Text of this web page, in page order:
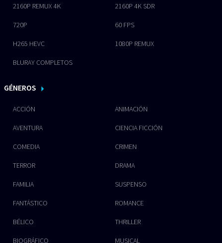
2160P REMUX 4K 2160P 4K SDR
720P 60 FPS
H265 HEVC 1080P REMUX
BLURAY COMPLETOS
GÉNEROS
ACCIÓN ANIMACIÓN
AVENTURA CIENCIA FICCIÓN
COMEDIA CRIMEN
TERROR DRAMA
FAMILIA SUSPENSO
FANTÁSTICO ROMANCE
BÉLICO THRILLER
BIOGRÁFICO MUSICAL